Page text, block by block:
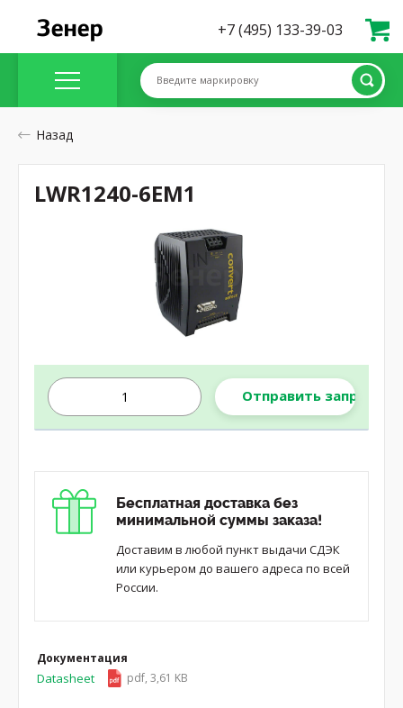
+7 (495) 133-39-03
Введите маркировку
Назад
Отправить запрос
Бесплатная доставка без
минимальной суммы заказа!
Доставим в любой пункт выдачи СДЭК
или курьером до вашего адреса по всей
России.
Документация
Datasheet pdf, 3,61 KB
LWR1240-6EM1